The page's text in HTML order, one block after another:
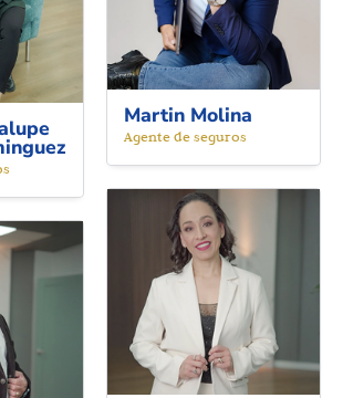
Martin Molina
Agente de seguros